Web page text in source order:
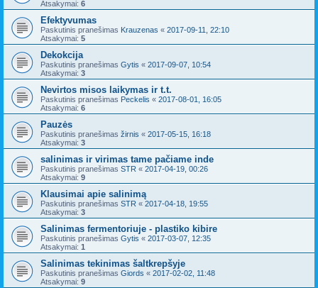
Atsakymai: 6
Efektyvumas
Paskutinis pranešimas Krauzenas « 2017-09-11, 22:10
Atsakymai: 5
Dekokcija
Paskutinis pranešimas Gytis « 2017-09-07, 10:54
Atsakymai: 3
Nevirtos misos laikymas ir t.t.
Paskutinis pranešimas Peckelis « 2017-08-01, 16:05
Atsakymai: 6
Pauzės
Paskutinis pranešimas žirnis « 2017-05-15, 16:18
Atsakymai: 3
salinimas ir virimas tame pačiame inde
Paskutinis pranešimas STR « 2017-04-19, 00:26
Atsakymai: 9
Klausimai apie salinimą
Paskutinis pranešimas STR « 2017-04-18, 19:55
Atsakymai: 3
Salinimas fermentoriuje - plastiko kibire
Paskutinis pranešimas Gytis « 2017-03-07, 12:35
Atsakymai: 1
Salinimas tekinimas šaltkrepšyje
Paskutinis pranešimas Giords « 2017-02-02, 11:48
Atsakymai: 9